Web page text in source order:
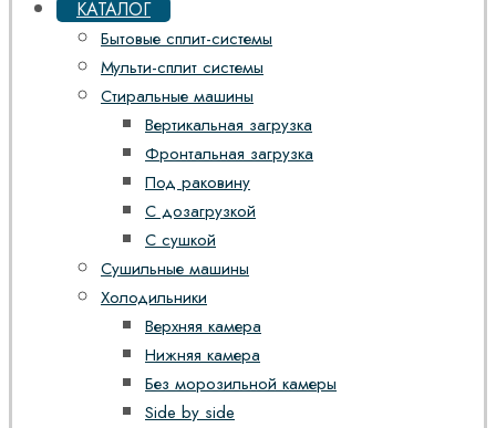
КАТАЛОГ
Бытовые сплит-системы
Мульти-сплит системы
Стиральные машины
Вертикальная загрузка
Фронтальная загрузка
Под раковину
С дозагрузкой
С сушкой
Сушильные машины
Холодильники
Верхняя камера
Нижняя камера
Без морозильной камеры
Side by side